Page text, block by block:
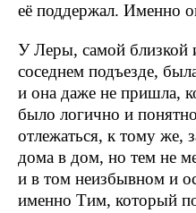
её поддержал. Именно
У Леры, самой близкой
соседнем подъезде,
и она даже не пришла,
было логично и
отлежаться, к тому же,
дома в дом, но тем не
и в том неизбывном и
именно Тим, который